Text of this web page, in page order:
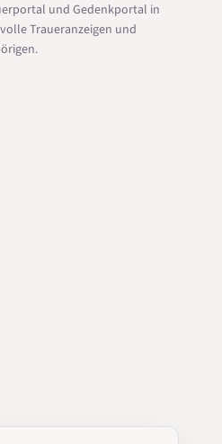
und Gedenkportal in
Traueranzeigen und